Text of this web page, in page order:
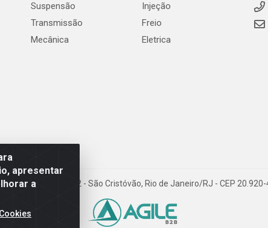
apresentar
a
Suspensão
Transmissão
Mecânica
Injeção
Freio
Eletrica
de Campos, 42 - São Cristóvão, Rio de Janeiro/RJ - CEP